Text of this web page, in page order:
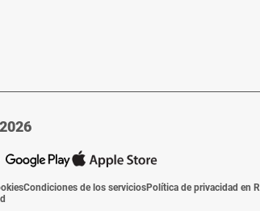
Condiciones de los serviciosPolítica de privacidad en